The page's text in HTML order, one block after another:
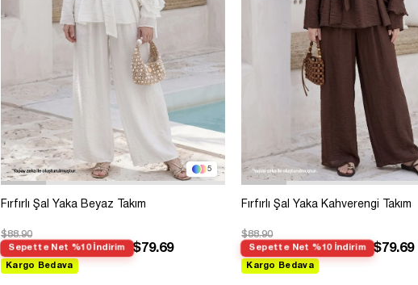
5
Fırfırlı Şal Yaka Beyaz Takım
$88.90
Sepette Net %10 İndirim $79.69
Kargo Bedava
Fırfırlı Şal Yaka Kahverengi Takım
$88.90
Sepette Net %10 İndirim $79.69
Kargo Bedava